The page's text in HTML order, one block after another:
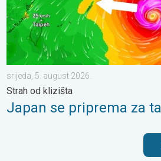
srijeda, 5. august 2026.
Strah od klizišta
Japan se priprema za